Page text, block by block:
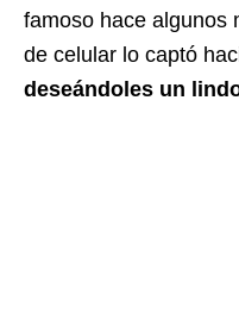
famoso hace algunos
de celular lo captó
deseándoles un